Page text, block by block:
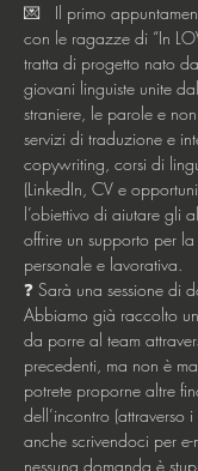
💌   Il primo
con le ragazze di “In
tratta di progetto nato
giovani linguiste unite
straniere, le parole e
servizi di traduzione e
copywriting, corsi di
(LinkedIn, CV e
l’obiettivo di aiutare gli
offrire un supporto per
personale e lavorativa.
❓ Sarà una sessione di
Abbiamo già raccolto
da porre al team
precedenti, ma non è
potrete proporne altre
dell’incontro (attraverso
anche scrivendoci per
nessuna domanda è